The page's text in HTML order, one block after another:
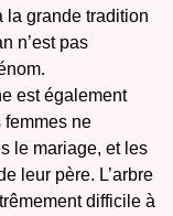
la grande tradition
n’est pas
est également
femmes ne
le mariage, et les
leur père. L’arbre
difficile à